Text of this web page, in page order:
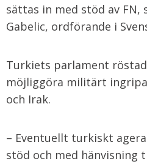
sättas in med stöd av FN,
Gabelic, ordförande i
Turkiets parlament
möjliggöra militärt
och Irak.
– Eventuellt turkiskt
stöd och med hänvisning